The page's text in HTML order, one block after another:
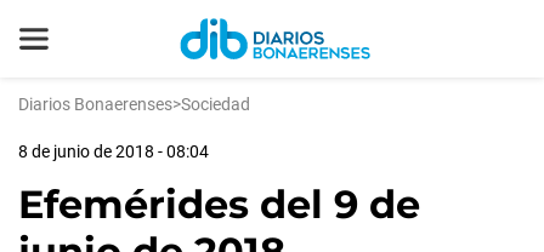
Diarios Bonaerenses>Sociedad
8 de junio de 2018 - 08:04
Efemérides del 9 de